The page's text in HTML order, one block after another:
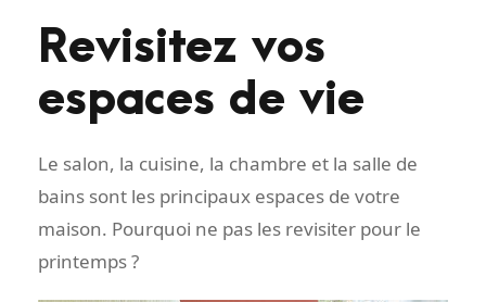
Revisitez vos
espaces de vie
Le salon, la cuisine, la chambre et la salle de
bains sont les principaux espaces de votre
maison. Pourquoi ne pas les revisiter pour le
printemps ?